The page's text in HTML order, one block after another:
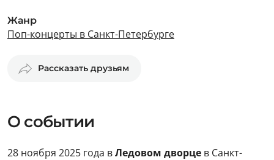
Жанр
Поп-концерты в Санкт-Петербурге
Рассказать друзьям
О событии
28 ноября 2025 года вЛедовом дворце в Санкт-